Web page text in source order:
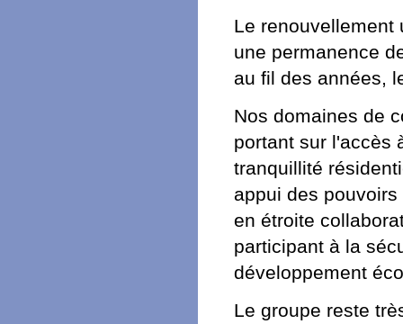
Le renouvellement
une permanence
au fil des années,
Nos domaines de
portant sur l'accès
tranquillité
appui des
en étroite
participant à la
développement
Le groupe reste